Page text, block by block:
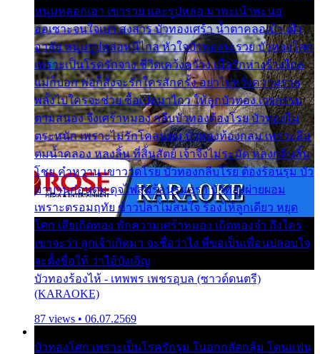
หนุ่มหลอกเอา เขารวย และรูปหล่อ มาพะเน้าพะนอ
ออเซาะจนใจเบา สงสาร บัวทองเศร้า น้ำตาคลอเบ้า เฝ้า
อาลัย หนุ่มรูปหล่อหนีไกล หัวใจบัวทองระรวย บัวทองโศก
เพราะเป็นโรครักจาง ชีวิตเคว้งคว้าง เมื่อรักห่างร้างไกล
แม่ก็บอก พ่อก็สั่งจะรักใครสักครั้ง อย่าไปหวังความรวย
พลั้งไปใครจะช่วย ซื้อเปลมาไกว ให้ลูกบัวทอง เวรกรรม
ตามสนอง จึงเศร้าหมอง กลีบบัวทองต้องโรย บัวทองไม่
ตระหนัก เพราะไม่รักโคลนตม บัวทองท้องกลม เพราะลืม
ตมน้ำคลอง หลงลิ้น ที่สิ้นสัตย์ เจ้าจึงไม่ระมัด หลงกลิ่นลิ้น
โชย คำหวาน เขาวาดโรย บัวทองกลีบโรย ต้องร้อนรุม บัว
มาบานก่อนตูม ดุจไฟสุมร้อนรุมอุรา บัวทองผ่ายผอม
เพราะตรอมฤทัย ข้าวปลาไม่สนใจ ร้องไห้ลูกเดียว หยุด
โศก เสียเถิดทอง พักความเศร้าหมอง เถิดทองจ๋า ถึงใคร
เขาจะว่า ลูกเจ้าเกิดมา จะชื่อว่าไง พี่ขอเป็นเพื่อนปลอบใจ
จะตั้งชื่อให้ ว่าไอ้บังเอิญ
บัวทองร้องไห้ - เทพพร เพชรอุบล (ซาวด์ดนตรี)
(KARAOKE)
87 views • 06.07.2569
บัวทองโศก เพราะเป็นโรครักรุม ในอกกลัดกลุ้ม โดนแฟน